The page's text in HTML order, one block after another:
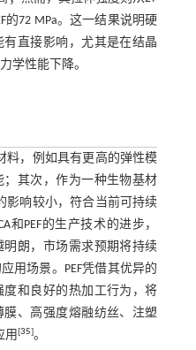
的72 MPa。这一结果说明硬
直接影响，尤其是在结晶
学性能下降。
料，例如具有更高的弹性模
其次，作为一种生物基材
影响较小，符合当前可持续
和PEF的生产技术的进步，
朗，市场需求预期将持续
用场景。PEF凭借其优异的
和良好的热加工行为，将
、高强度熔融纺丝、注塑
用 [35]。